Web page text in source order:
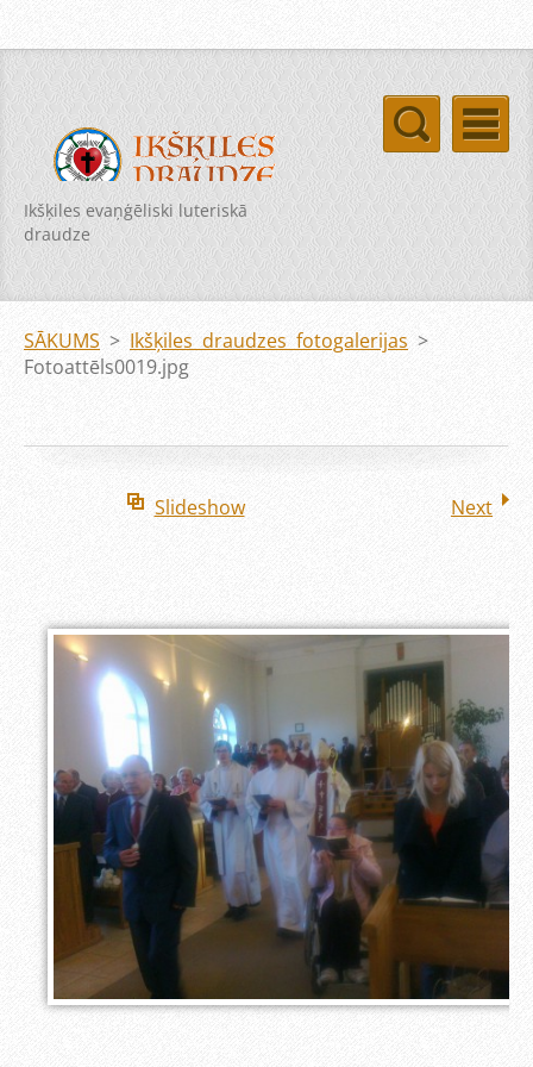
Ikšķiles evaņģēliski luteriskā
draudze
SĀKUMS > Ikšķiles draudzes fotogalerijas >
Fotoattēls0019.jpg
Slideshow Next